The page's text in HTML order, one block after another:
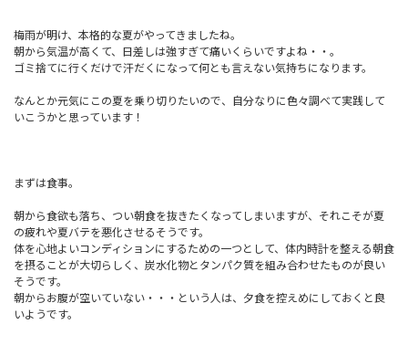
梅雨が明け、本格的な夏がやってきましたね。
朝から気温が高くて、日差しは強すぎて痛いくらいですよね・・。
ゴミ捨てに行くだけで汗だくになって何とも言えない気持ちになります。
なんとか元気にこの夏を乗り切りたいので、自分なりに色々調べて実践して
いこうかと思っています！
まずは食事。
朝から食欲も落ち、つい朝食を抜きたくなってしまいますが、それこそが夏
の疲れや夏バテを悪化させるそうです。
体を心地よいコンディションにするための一つとして、体内時計を整える朝食
を摂ることが大切らしく、炭水化物とタンパク質を組み合わせたものが良い
そうです。
朝からお腹が空いていない・・・という人は、夕食を控えめにしておくと良
いようです。